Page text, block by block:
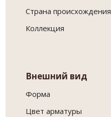
Страна происхождения
Коллекция
Внешний вид
Форма
Цвет арматуры